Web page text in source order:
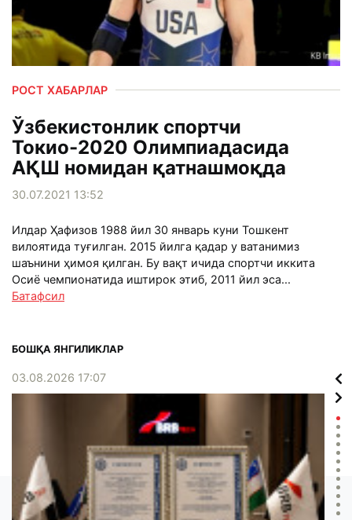
РОСТ ХАБАРЛАР
Ўзбекистонлик спортчи
Токио-2020 Олимпиадасида
АҚШ номидан қатнашмоқда
30.07.2021 13:52
Илдар Ҳафизов 1988 йил 30 январь куни Тошкент
вилоятида туғилган. 2015 йилга қадар у ватанимиз
шаънини ҳимоя қилган. Бу вақт ичида спортчи иккита
Осиё чемпионатида иштирок этиб, 2011 йил эса...
Батафсил
БОШҚА ЯНГИЛИКЛАР
03.08.2026 17:07